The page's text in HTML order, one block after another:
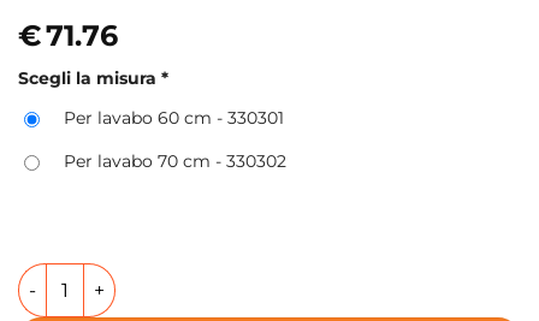
€71.76
Scegli la misura *
Per lavabo 60 cm - 330301
Per lavabo 70 cm - 330302
Tavola di lavaggio in legno 60/70 cm Colavene